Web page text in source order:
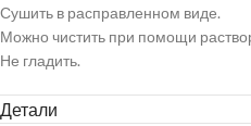
Сушить в расправленном виде.
Можно чистить при помощи
Не гладить.
Детали